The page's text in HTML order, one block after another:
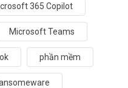
365 Copilot
Microsoft Teams
phần mềm